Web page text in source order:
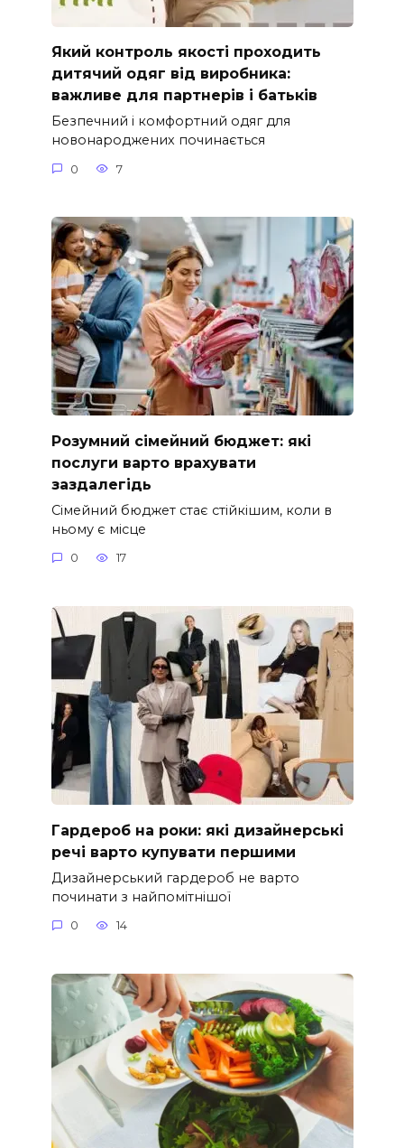
Який контроль якості проходить
дитячий одяг від виробника:
важливе для партнерів і батьків
Безпечний і комфортний одяг для
новонароджених починається
0 7
Розумний сімейний бюджет: які
послуги варто врахувати
заздалегідь
Сімейний бюджет стає стійкішим, коли в
ньому є місце
0 17
Гардероб на роки: які дизайнерські
речі варто купувати першими
Дизайнерський гардероб не варто
починати з найпомітнішої
0 14